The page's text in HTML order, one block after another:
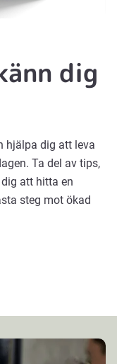
dig
hjälpa dig att leva
Ta del av tips,
att hitta en
steg mot ökad